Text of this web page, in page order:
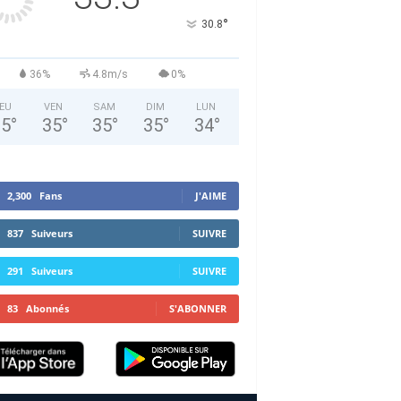
30.8°
36% 4.8m/s 0%
°
VEN
35°
SAM
35°
DIM
35°
LUN
34°
2,300 Fans J'AIME
837 Suiveurs SUIVRE
291 Suiveurs SUIVRE
83 Abonnés S'ABONNER